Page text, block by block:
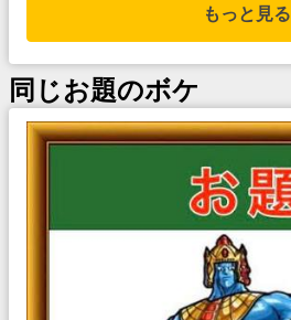
もっと見る
同じお題のボケ